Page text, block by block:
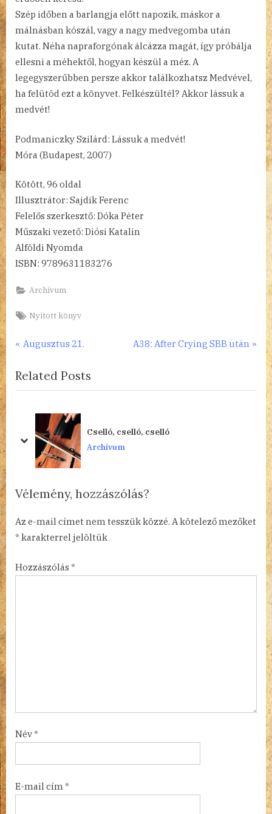
Szép időben a barlangja előtt napozik, máskor a
málnásban kószál, vagy a nagy medvegomba után
kutat. Néha napraforgónak álcázza magát, így próbálja
ellesni a méhektől, hogyan készül a méz. A
legegyszerűbben persze akkor találkozhatsz Medvével,
ha felütöd ezt a könyvet. Felkészültél? Akkor lássuk a
medvét!
Podmaniczky Szilárd: Lássuk a medvét!
Móra (Budapest, 2007)
Kötött, 96 oldal
Illusztrátor: Sajdik Ferenc
Felelős szerkesztő: Dóka Péter
Műszaki vezető: Diósi Katalin
Alföldi Nyomda
ISBN: 9789631183276
Archívum
Tags:
Nyitott könyv
Bejegyzés
navigáció
P
e
v
u
s
t
:
Augusztus 21.
N
t
s
A38: After Crying SBB után
Related Posts
Cselló, cselló, cselló
Archívum
prev
next
Vélemény, hozzászólás?
Az e-mail címet nem tesszük közzé. A kötelező mezőket
*karakterrel jelöltük
Hozzászólás *
Név*
E-mail cím *